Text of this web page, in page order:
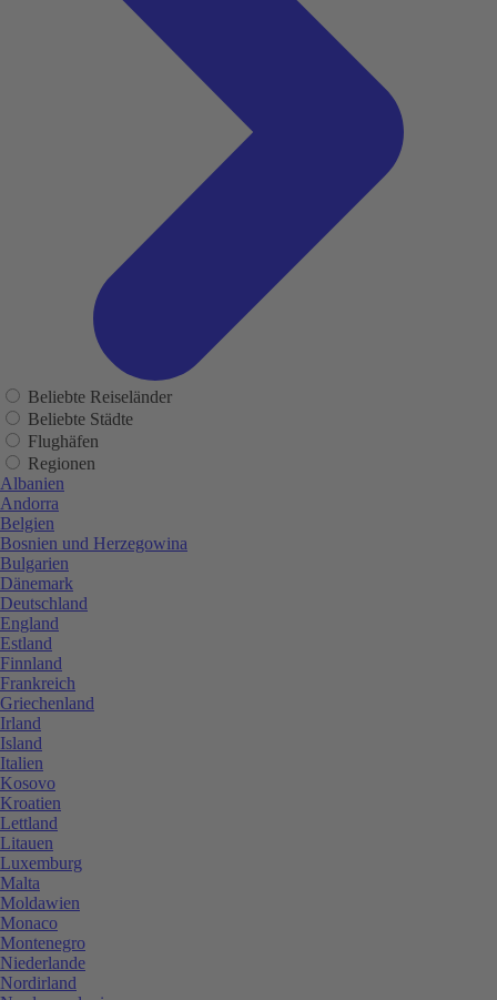
Beliebte Reiseländer
Beliebte Städte
Flughäfen
Regionen
Albanien
Andorra
Belgien
Bosnien und Herzegowina
Bulgarien
Dänemark
Deutschland
England
Estland
Finnland
Frankreich
Griechenland
Irland
Island
Italien
Kosovo
Kroatien
Lettland
Litauen
Luxemburg
Malta
Moldawien
Monaco
Montenegro
Niederlande
Nordirland